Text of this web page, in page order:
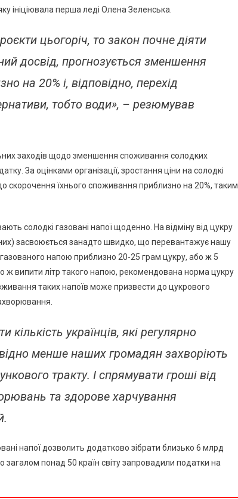
ініціювала перша леді Олена Зеленська.
цьогоріч, то закон почне діяти
досвід, прогнозується зменшення
на 20% і, відповідно, перехід
тобто води», – резюмував
заходів щодо зменшення споживання солодких
За оцінками організації, зростання ціни на солодкі
скорочення їхнього споживання приблизно на 20%, таким
солодкі газовані напої щоденно. На відміну від цукру
засвоюється занадто швидко, що перевантажує нашу
напою приблизно 20-25 грам цукру, або ж 5
випити літр такого напою, рекомендована норма цукру
таких напоїв може призвести до цукрового
українців, які регулярно
менше наших громадян захворіють
тракту. І спрямувати гроші від
та здорове харчування
напої дозволить додатково зібрати близько 6 млрд
загалом понад 50 країн світу запровадили податки на